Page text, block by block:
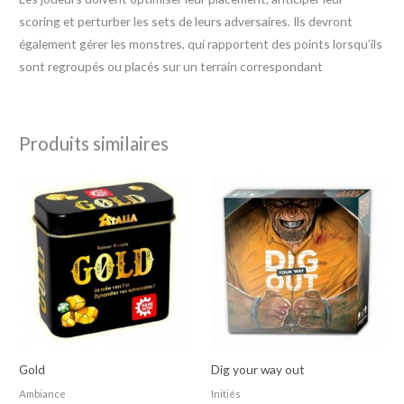
scoring et perturber les sets de leurs adversaires. Ils devront
également gérer les monstres, qui rapportent des points lorsqu’ils
sont regroupés ou placés sur un terrain correspondant
Produits similaires
Gold
Ambiance
Dig your way out
Initiés